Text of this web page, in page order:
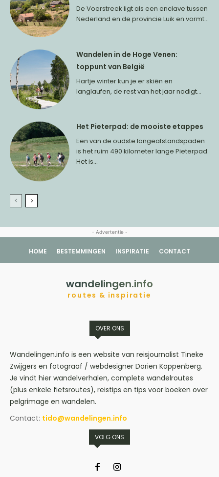
De Voerstreek ligt als een enclave tussen
Nederland en de provincie Luik en vormt...
Wandelen in de Hoge Venen:
toppunt van België
Hartje winter kun je er skiën en
langlaufen, de rest van het jaar nodigt...
Het Pieterpad: de mooiste etappes
Een van de oudste langeafstandspaden
is het ruim 490 kilometer lange Pieterpad.
Het is...
- Advertentie -
HOME BESTEMMINGEN INSPIRATIE CONTACT
wandelingen.info
routes & inspiratie
OVER ONS
Wandelingen.info is een website van reisjournalist Tineke
Zwijgers en fotograaf / webdesigner Dorien Koppenberg.
Je vindt hier wandelverhalen, complete wandelroutes
(plus enkele fietsroutes), reistips en tips voor boeken over
pelgrimage en wandelen.
Contact: tido@wandelingen.info
VOLG ONS